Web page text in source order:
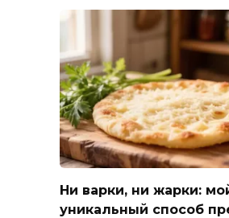
Ни варки, ни жарки:
уникальный способ